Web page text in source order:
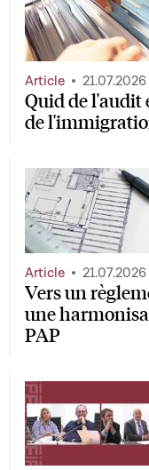
Quid de l'audit
de
Article 21.07.2026
Vers un
une
PAP
Article 21.07.2026